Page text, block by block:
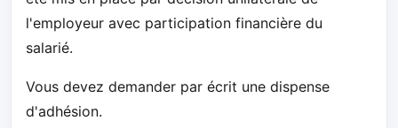
l'employeur avec participation financière du
salarié.
Vous devez demander par écrit une dispense
d'adhésion.